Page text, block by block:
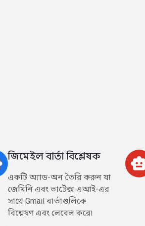
জিমেইল বার্তা বিশ্লেষক
একটি অ্যাড-অন তৈরি করুন যা
জেমিনি এবং ভার্টেক্স এআই-এর
সাথে Gmail বার্তাগুলিকে
বিশ্লেষণ এবং লেবেল করে৷